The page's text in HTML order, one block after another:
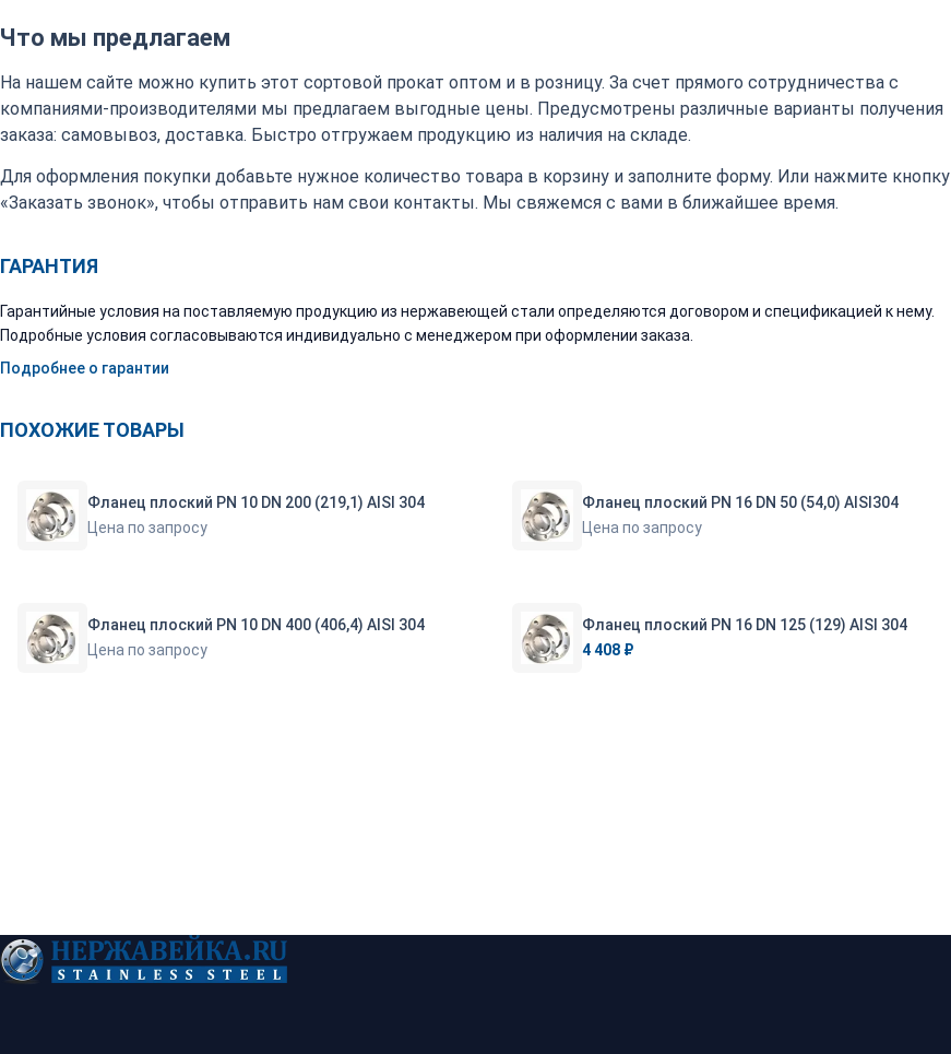
Что мы предлагаем
На нашем сайте можно купить этот сортовой прокат оптом и в розницу. За счет прямого сотрудничества с
компаниями-производителями мы предлагаем выгодные цены. Предусмотрены различные варианты получения
заказа: самовывоз, доставка. Быстро отгружаем продукцию из наличия на складе.
Для оформления покупки добавьте нужное количество товара в корзину и заполните форму. Или нажмите кнопку
«Заказать звонок», чтобы отправить нам свои контакты. Мы свяжемся с вами в ближайшее время.
ГАРАНТИЯ
Гарантийные условия на поставляемую продукцию из нержавеющей стали определяются договором и спецификацией к нему.
Подробные условия согласовываются индивидуально с менеджером при оформлении заказа.
Подробнее о гарантии
ПОХОЖИЕ ТОВАРЫ
Фланец плоский PN 10 DN 200 (219,1) AISI 304
Цена по запросу
Фланец плоский PN 16 DN 50 (54,0) AISI304
Цена по запросу
Фланец плоский PN 10 DN 400 (406,4) AISI 304
Цена по запросу
Фланец плоский PN 16 DN 125 (129) AISI 304
4 408 ₽